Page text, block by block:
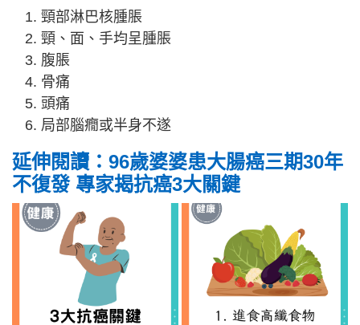
頸部淋巴核腫脹
頸、面、手均呈腫脹
腹脹
骨痛
頭痛
局部腦癇或半身不遂
延伸閱讀：96歲婆婆患大腸癌三期30年
不復發 專家揭抗癌3大關鍵